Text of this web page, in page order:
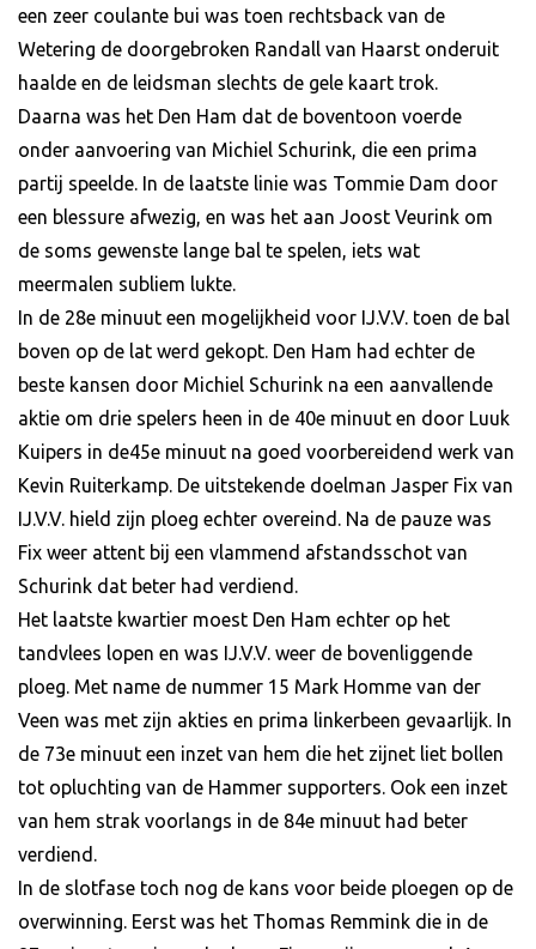
een zeer coulante bui was toen rechtsback van de
Wetering de doorgebroken Randall van Haarst onderuit
haalde en de leidsman slechts de gele kaart trok.
Daarna was het Den Ham dat de boventoon voerde
onder aanvoering van Michiel Schurink, die een prima
partij speelde. In de laatste linie was Tommie Dam door
een blessure afwezig, en was het aan Joost Veurink om
de soms gewenste lange bal te spelen, iets wat
meermalen subliem lukte.
In de 28e minuut een mogelijkheid voor IJ.V.V. toen de bal
boven op de lat werd gekopt. Den Ham had echter de
beste kansen door Michiel Schurink na een aanvallende
aktie om drie spelers heen in de 40e minuut en door Luuk
Kuipers in de45e minuut na goed voorbereidend werk van
Kevin Ruiterkamp. De uitstekende doelman Jasper Fix van
IJ.V.V. hield zijn ploeg echter overeind. Na de pauze was
Fix weer attent bij een vlammend afstandsschot van
Schurink dat beter had verdiend.
Het laatste kwartier moest Den Ham echter op het
tandvlees lopen en was IJ.V.V. weer de bovenliggende
ploeg. Met name de nummer 15 Mark Homme van der
Veen was met zijn akties en prima linkerbeen gevaarlijk. In
de 73e minuut een inzet van hem die het zijnet liet bollen
tot opluchting van de Hammer supporters. Ook een inzet
van hem strak voorlangs in de 84e minuut had beter
verdiend.
In de slotfase toch nog de kans voor beide ploegen op de
overwinning. Eerst was het Thomas Remmink die in de